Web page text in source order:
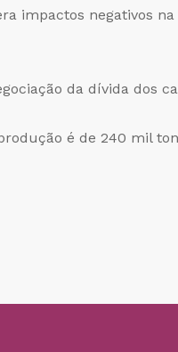
impactos negativos na
da dívida dos
é de 240 mil